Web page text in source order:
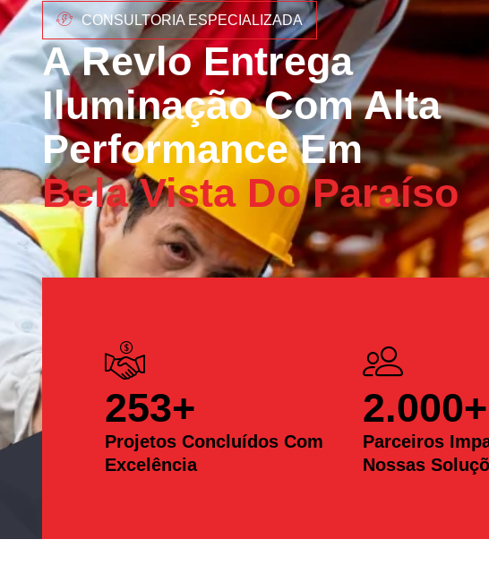
CONSULTORIA ESPECIALIZADA
A Revlo Entrega
Iluminação Com Alta
Performance Em
Bela Vista Do Paraíso
Projetos Concluídos Com
Excelência
253+
Parceiros
Nossas
2.000+